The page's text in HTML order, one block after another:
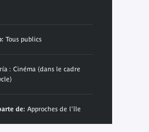
Tous publics
: Cinéma (dans le cadre
de: Approches de l'île